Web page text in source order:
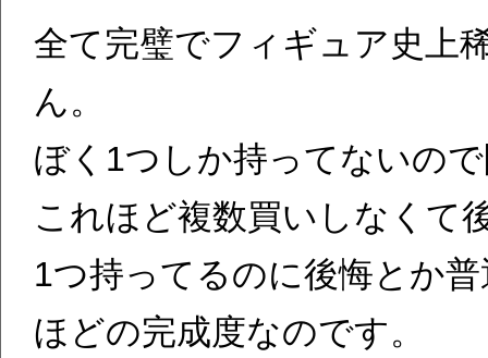
全て完璧でフィギュア史上
ん。
ぼく1つしか持ってないの
これほど複数買いしなくて
1つ持ってるのに後悔とか
ほどの完成度なのです。